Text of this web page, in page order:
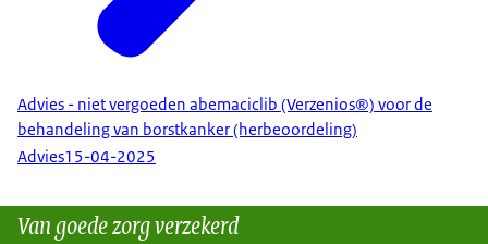
Advies - niet vergoeden abemaciclib (Verzenios®) voor de
behandeling van borstkanker (herbeoordeling)
Advies15-04-2025
Van goede zorg verzekerd